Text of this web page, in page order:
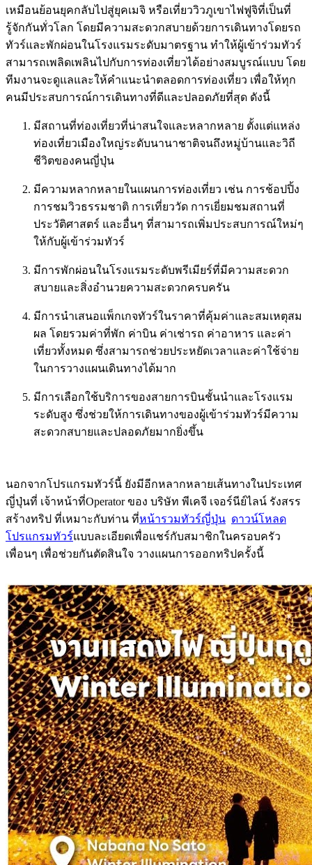
เหมือนย้อนยุคกลับไปสู่ยุคเมจิ หรือเที่ยววิวภูเขาไฟฟูจิที่เป็นที่
รู้จักกันทั่วโลก โดยมีความสะดวกสบายด้วยการเดินทางโดยรถ
ทัวร์และพักผ่อนในโรงแรมระดับมาตรฐาน ทำให้ผู้เข้าร่วมทัวร์
สามารถเพลิดเพลินไปกับการท่องเที่ยวได้อย่างสมบูรณ์แบบ โดย
ทีมงานจะดูแลและให้คำแนะนำตลอดการท่องเที่ยว เพื่อให้ทุก
คนมีประสบการณ์การเดินทางที่ดีและปลอดภัยที่สุด ดังนี้
มีสถานที่ท่องเที่ยวที่น่าสนใจและหลากหลาย ตั้งแต่แหล่ง
ท่องเที่ยวเมืองใหญ่ระดับนานาชาติจนถึงหมู่บ้านและวิถี
ชีวิตของคนญี่ปุ่น
มีความหลากหลายในแผนการท่องเที่ยว เช่น การช้อปปิ้ง
การชมวิวธรรมชาติ การเที่ยววัด การเยี่ยมชมสถานที่
ประวัติศาสตร์ และอื่นๆ ที่สามารถเพิ่มประสบการณ์ใหม่ๆ
ให้กับผู้เข้าร่วมทัวร์
มีการพักผ่อนในโรงแรมระดับพรีเมียร์ที่มีความสะดวก
สบายและสิ่งอำนวยความสะดวกครบครัน
มีการนำเสนอแพ็กเกจทัวร์ในราคาที่คุ้มค่าและสมเหตุสม
ผล โดยรวมค่าที่พัก ค่าบิน ค่าเช่ารถ ค่าอาหาร และค่า
เที่ยวทั้งหมด ซึ่งสามารถช่วยประหยัดเวลาและค่าใช้จ่าย
ในการวางแผนเดินทางได้มาก
มีการเลือกใช้บริการของสายการบินชั้นนำและโรงแรม
ระดับสูง ซึ่งช่วยให้การเดินทางของผู้เข้าร่วมทัวร์มีความ
สะดวกสบายและปลอดภัยมากยิ่งขึ้น
นอกจากโปรแกรมทัวร์นี้ ยังมีอีกหลากหลายเส้นทางในประเทศ
ญี่ปุ่นที่ เจ้าหน้าที่Operator ของ บริษัท พีเคจี เจอร์นีย์ไลน์ รังสรร
สร้างทริป ที่เหมาะกับท่าน ที่หน้ารวมทัวร์ญี่ปุ่น ดาวน์โหลด
โปรแกรมทัวร์แบบละเอียดเพื่อแชร์กับสมาชิกในครอบครัว
เพื่อนๆ เพื่อช่วยกันตัดสินใจ วางแผนการออกทริปครั้งนี้